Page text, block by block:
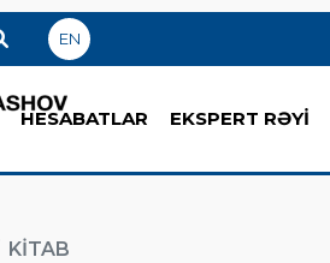
EN
HESABATLAR EKSPERT RƏYİ
KITAB